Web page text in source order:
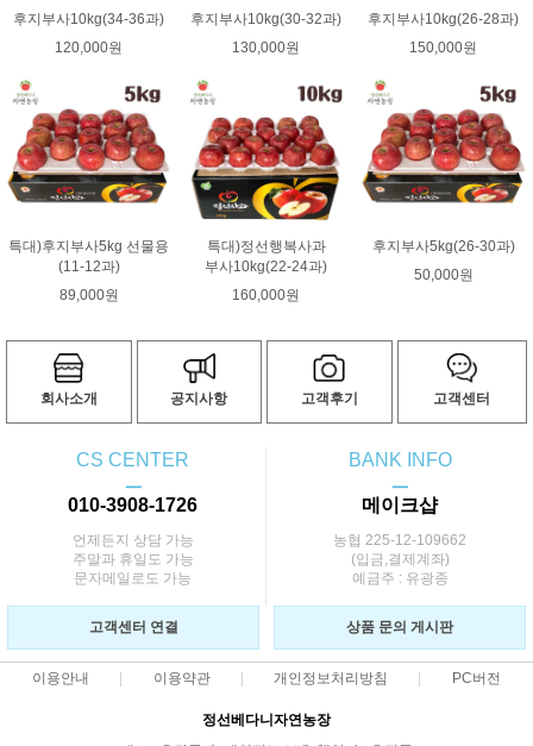
후지부사10kg(34-36과)
120,000원
후지부사10kg(30-32과)
130,000원
후지부사10kg(26-28과)
150,000원
특대)후지부사5kg 선물용
(11-12과)
89,000원
특대)정선행복사과
부사10kg(22-24과)
160,000원
후지부사5kg(26-30과)
50,000원
회사소개 공지사항 고객후기 고객센터
CS CENTER
ㅡ
010-3908-1726
언제든지 상담 가능
주말과 휴일도 가능
문자메일로도 가능
BANK INFO
ㅡ
메이크샵
농협 225-12-109662
(입금,결제계좌)
예금주 : 유광종
고객센터 연결 상품 문의 게시판
이용안내 이용약관 개인정보처리방침 PC버전
정선베다니자연농장